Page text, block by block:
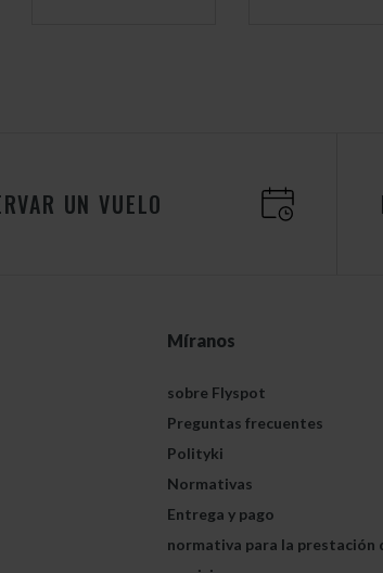
UN VUELO
Míranos
sobre Flyspot
Preguntas frecuentes
Polityki
Normativas
Entrega y pago
normativa para la prestación